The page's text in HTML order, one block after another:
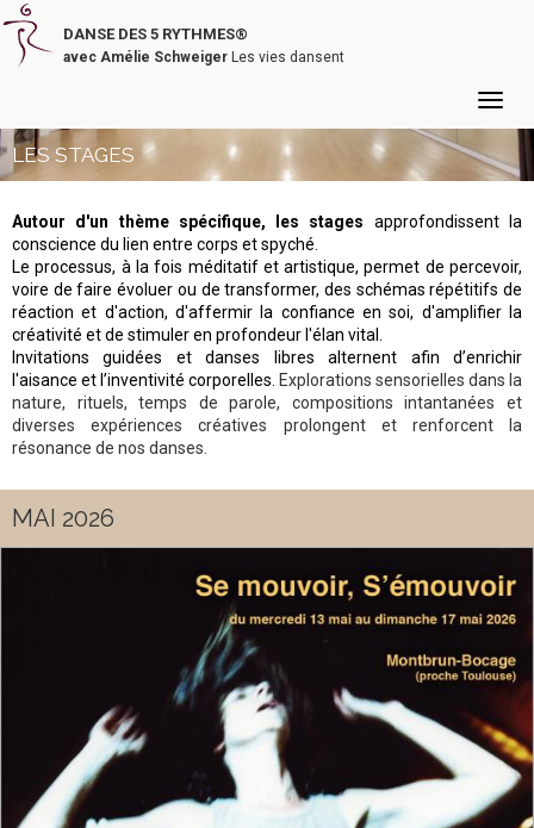
DANSE DES 5 RYTHMES®
avec Amélie Schweiger Les vies dansent
LES STAGES
Autour d'un thème spécifique, les stages
approfondissent la
conscience du lien entre corps et spyché.
Le processus, à la fois méditatif et artistique, permet de percevoir,
voire de faire évoluer ou de transformer, des schémas répétitifs de
réaction et d'action, d'affermir la confiance en soi, d'amplifier la
créativité et de stimuler en profondeur l'élan vital.
Invitations guidées et danses libres alternent afin d’enrichir
l'aisance et l’inventivité corporelles. Explorations sensorielles dans la
nature, rituels, temps de parole, compositions intantanées et
diverses expériences créatives prolongent et renforcent la
résonance de nos danses.
MAI 2026